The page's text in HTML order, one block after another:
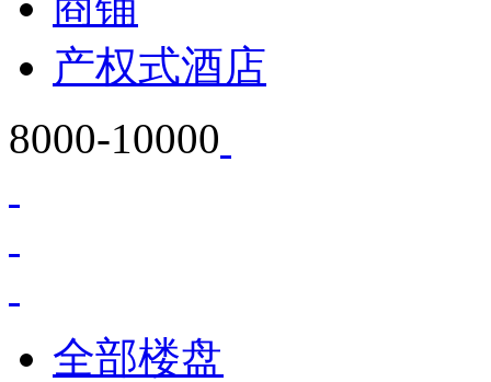
产权式酒店
8000-10000
全部楼盘